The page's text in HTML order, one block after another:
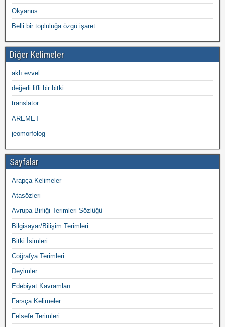
Okyanus
Belli bir topluluğa özgü işaret
Diğer Kelimeler
aklı evvel
değerli lifli bir bitki
translator
AREMET
jeomorfolog
Sayfalar
Arapça Kelimeler
Atasözleri
Avrupa Birliği Terimleri Sözlüğü
Bilgisayar/Bilişim Terimleri
Bitki İsimleri
Coğrafya Terimleri
Deyimler
Edebiyat Kavramları
Farsça Kelimeler
Felsefe Terimleri